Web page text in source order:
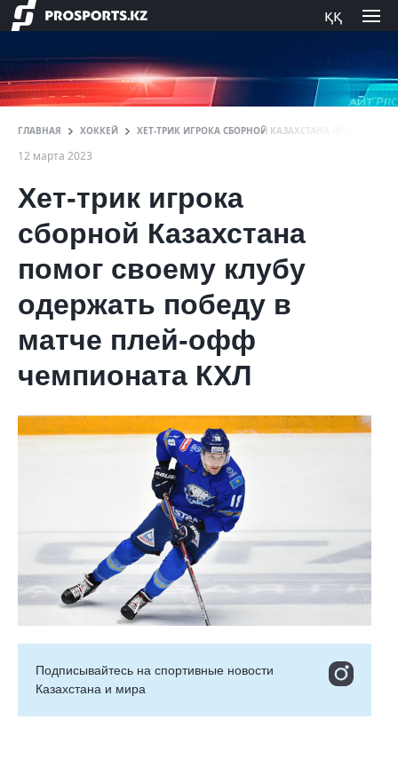
ққ
ГЛАВНАЯ ХОККЕЙ ХЕТ-ТРИК ИГРОКА СБОРНОЙ КАЗАХСТАНА ПОМОГ
12 марта 2023
Хет-трик игрока
сборной Казахстана
помог своему клубу
одержать победу в
матче плей-офф
чемпионата КХЛ
Подписывайтесь на cпортивные новости
Казахстана и мира